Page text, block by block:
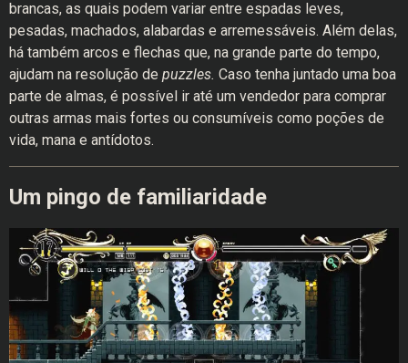
brancas, as quais podem variar entre espadas leves,
pesadas, machados, alabardas e arremessáveis. Além delas,
há também arcos e flechas que, na grande parte do tempo,
ajudam na resolução de puzzles. Caso tenha juntado uma boa
parte de almas, é possível ir até um vendedor para comprar
outras armas mais fortes ou consumíveis como poções de
vida, mana e antídotos.
Um pingo de familiaridade